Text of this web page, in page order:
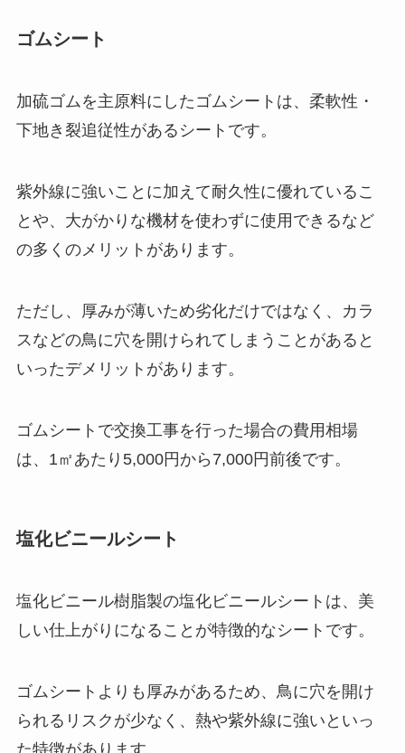
ゴムシート
加硫ゴムを主原料にしたゴムシートは、柔軟性・
下地き裂追従性があるシートです。
紫外線に強いことに加えて耐久性に優れているこ
とや、大がかりな機材を使わずに使用できるなど
の多くのメリットがあります。
ただし、厚みが薄いため劣化だけではなく、カラ
スなどの鳥に穴を開けられてしまうことがあると
いったデメリットがあります。
ゴムシートで交換工事を行った場合の費用相場
は、1㎡あたり5,000円から7,000円前後です。
塩化ビニールシート
塩化ビニール樹脂製の塩化ビニールシートは、美
しい仕上がりになることが特徴的なシートです。
ゴムシートよりも厚みがあるため、鳥に穴を開け
られるリスクが少なく、熱や紫外線に強いといっ